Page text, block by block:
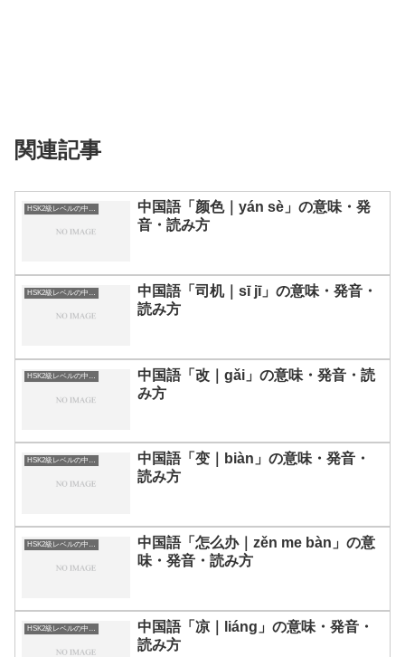
関連記事
中国語「颜色｜yán sè」の意味・発
音・読み方
中国語「司机｜sī jī」の意味・発音・
読み方
HSK2級レベルの中国語
中国語「改｜gǎi」の意味・発音・読
み方
HSK2級レベルの中国語
中国語「变｜biàn」の意味・発音・
読み方
HSK2級レベルの中国語
中国語「怎么办｜zěn me bàn」の意
味・発音・読み方
HSK2級レベルの中国語
中国語「凉｜liáng」の意味・発音・
読み方